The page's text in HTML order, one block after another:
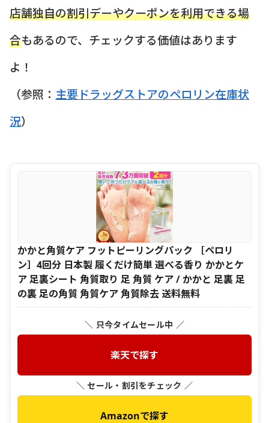
店舗独自の割引デーやクーポンを利用できる場
合もあるので、チェックする価値はあります
よ！
（参照： 主要ドラッグストアのペロリン在庫状
況）
かかと角質ケア フットピーリングパック ［ペロリ
ン］4回分 日本製 履くだけ簡単 選べる香り かかとケ
ア 足裏シート 角質取り 足 角質 ケア / かかと 足裏 足
の裏 足の角質 角質ケア 角質除去 送料無料
＼ 只今タイムセール中 ／
楽天で探す
＼ セール・割引をチェック ／
Amazonで探す